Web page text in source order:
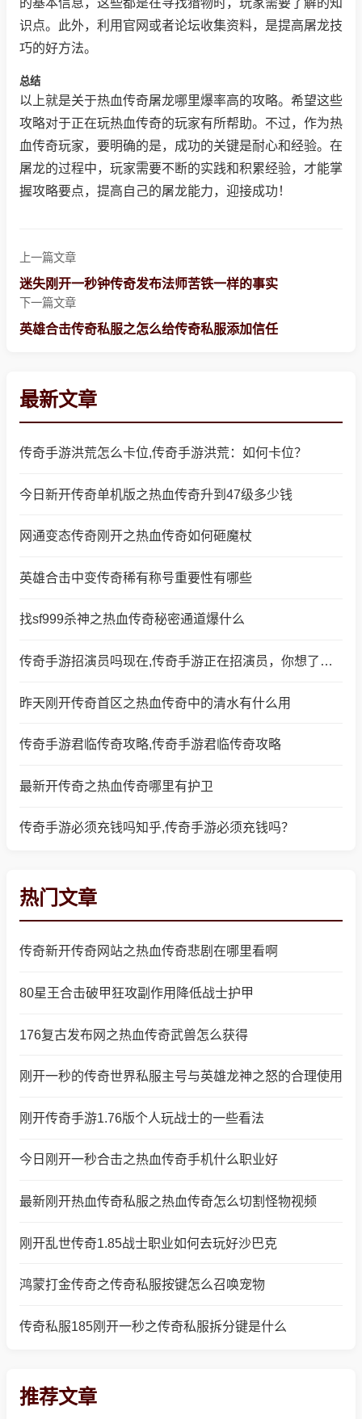
的基本信息，这些都是在寻找猎物时，玩家需要了解的知
识点。此外，利用官网或者论坛收集资料，是提高屠龙技
巧的好方法。
总结
以上就是关于热血传奇屠龙哪里爆率高的攻略。希望这些
攻略对于正在玩热血传奇的玩家有所帮助。不过，作为热
血传奇玩家，要明确的是，成功的关键是耐心和经验。在
屠龙的过程中，玩家需要不断的实践和积累经验，才能掌
握攻略要点，提高自己的屠龙能力，迎接成功！
上一篇文章
迷失刚开一秒钟传奇发布法师苦铁一样的事实
下一篇文章
英雄合击传奇私服之怎么给传奇私服添加信任
最新文章
传奇手游洪荒怎么卡位,传奇手游洪荒：如何卡位？
今日新开传奇单机版之热血传奇升到47级多少钱
网通变态传奇刚开之热血传奇如何砸魔杖
英雄合击中变传奇稀有称号重要性有哪些
找sf999杀神之热血传奇秘密通道爆什么
传奇手游招演员吗现在,传奇手游正在招演员，你想了解一下吗？
昨天刚开传奇首区之热血传奇中的清水有什么用
传奇手游君临传奇攻略,传奇手游君临传奇攻略
最新开传奇之热血传奇哪里有护卫
传奇手游必须充钱吗知乎,传奇手游必须充钱吗？
热门文章
传奇新开传奇网站之热血传奇悲剧在哪里看啊
80星王合击破甲狂攻副作用降低战士护甲
176复古发布网之热血传奇武兽怎么获得
刚开一秒的传奇世界私服主号与英雄龙神之怒的合理使用
刚开传奇手游1.76版个人玩战士的一些看法
今日刚开一秒合击之热血传奇手机什么职业好
最新刚开热血传奇私服之热血传奇怎么切割怪物视频
刚开乱世传奇1.85战士职业如何去玩好沙巴克
鸿蒙打金传奇之传奇私服按键怎么召唤宠物
传奇私服185刚开一秒之传奇私服拆分键是什么
推荐文章